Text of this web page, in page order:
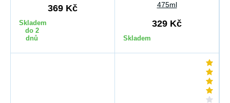
369 Kč
Skladem
do 2
dnů
475ml
329 Kč
Skladem